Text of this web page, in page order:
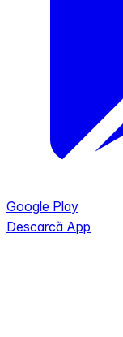
Google Play
Descarcă App